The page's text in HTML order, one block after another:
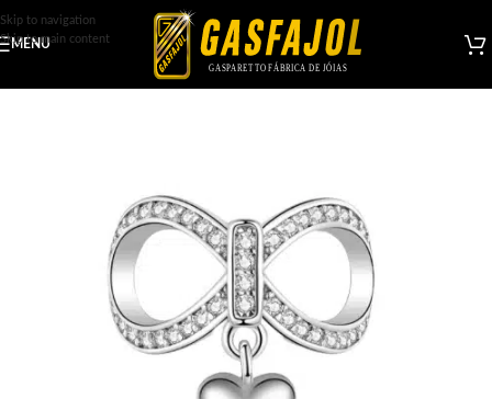
Skip to navigation
Skip to main content
MENU